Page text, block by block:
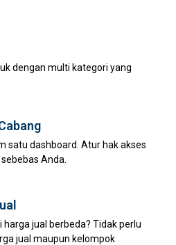
dengan multi kategori yang
satu dashboard. Atur hak akses
Anda.
jual berbeda? Tidak perlu
jual maupun kelompok